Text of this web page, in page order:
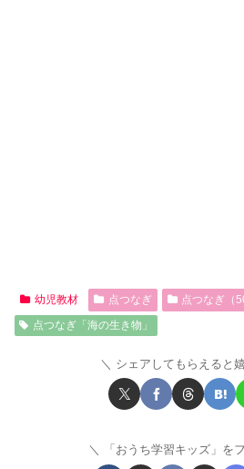
幼児教材 点つなぎ
点つなぎ（
点つなぎ「海の生き物」
シェアしてもらえると
「おうち学習キッズ」を